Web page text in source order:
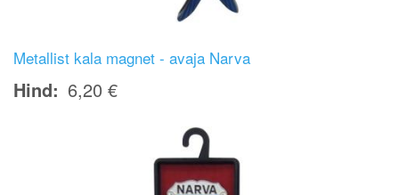
Metallist kala magnet - avaja Narva
Hind 6,20 €